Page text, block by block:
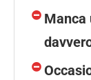
Manca